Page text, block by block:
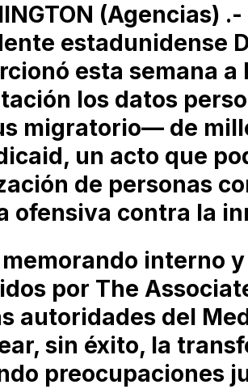
(Agencias)
estadunidense
esta semana
los datos
migratorio— de
un acto que
de personas
ofensiva contra la
memorando interno
por The
autoridades del
sin éxito, la
preocupaciones